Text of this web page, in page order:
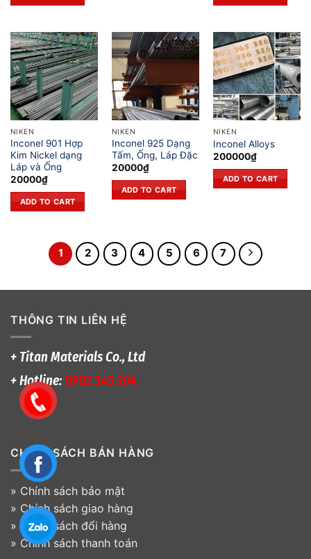
NIKEN
Inconel 901 Hợp
Kim Nickel dạng
Láp và Ống
20000₫
ADD TO CART
NIKEN
Inconel 925 Dạng
Tấm, Ống, Láp Đặc
20000₫
ADD TO CART
NIKEN
Inconel Alloys
200000₫
ADD TO CART
1 2 3 4 5 6 7
THÔNG TIN LIÊN HỆ
+ Titan Materials Co., Ltd
+ Hotline:0902 345 304
CHÍNH SÁCH BÁN HÀNG
» Chính sách bảo mật
» Chính sách giao hàng
» Chính sách đổi hàng
» Chính sách thanh toán